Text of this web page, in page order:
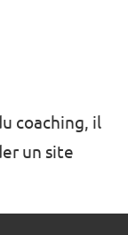
coaching, il
un site